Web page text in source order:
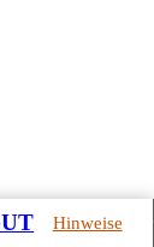
Hinweise